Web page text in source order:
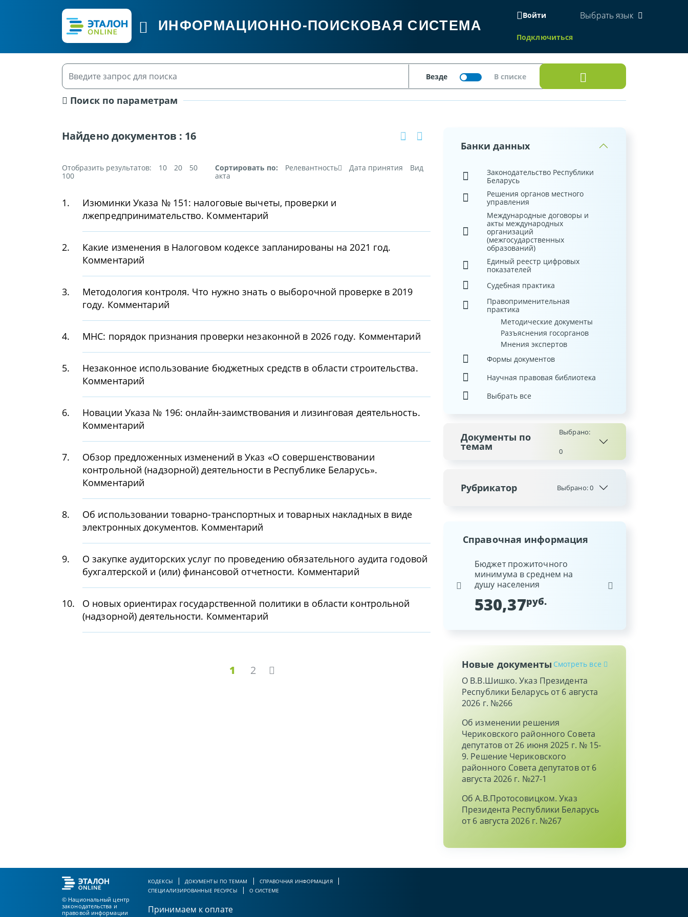
ИНФОРМАЦИОННО-ПОИСКОВАЯ СИСТЕМА
Войти
Подключиться
Выбрать язык
Поиск по параметрам
Найдено документов : 16
Отобразить результатов: 10 20
50
100
Сортировать по: Релевантность Дата принятия
Вид
акта
1.
Изюминки Указа № 151: налоговые вычеты, проверки и
лжепредпринимательство. Комментарий
2.
Какие изменения в Налоговом кодексе запланированы на 2021 год.
Комментарий
3.
Методология контроля. Что нужно знать о выборочной проверке в 2019
году. Комментарий
4. МНС: порядок признания проверки незаконной в 2026 году. Комментарий
5.
Незаконное использование бюджетных средств в области строительства.
Комментарий
6.
Новации Указа № 196: онлайн-заимствования и лизинговая деятельность.
Комментарий
7.
Обзор предложенных изменений в Указ «О совершенствовании
контрольной (надзорной) деятельности в Республике Беларусь».
Комментарий
8.
Об использовании товарно-транспортных и товарных накладных в виде
электронных документов. Комментарий
9.
О закупке аудиторских услуг по проведению обязательного аудита годовой
бухгалтерской и (или) финансовой отчетности. Комментарий
10.
О новых ориентирах государственной политики в области контрольной
(надзорной) деятельности. Комментарий
1 2
Банки данных
Законодательство Республики
Беларусь
Решения органов местного
управления
Международные договоры и
акты международных
организаций
(межгосударственных
образований)
Единый реестр цифровых
показателей
Судебная практика
Правоприменительная
практика
Методические документы
Разъяснения госорганов
Мнения экспертов
Формы документов
Научная правовая библиотека
Выбрать все
Документы по
темам
Выбрано:
0
Рубрикатор Выбрано:0
Справочная информация
Базовая арендная величина
20,03
Бюджет прожиточного
минимума в среднем на
душу населения
530,37руб.
Республики Беларусь
Новые документы Смотреть все
О В.В.Шишко. Указ Президента
Республики Беларусь от 6 августа
2026 г. №266
Об изменении решения
Чериковского районного Совета
депутатов от 26 июня 2025 г. № 15-
9. Решение Чериковского
районного Совета депутатов от 6
августа 2026 г. №27-1
Об А.В.Протосовицком. Указ
Президента Республики Беларусь
от 6 августа 2026 г. №267
© Национальный центр
законодательства и
правовой информации
КОДЕКСЫ ДОКУМЕНТЫ ПО ТЕМАМ
СПРАВОЧНАЯ ИНФОРМАЦИЯ
СПЕЦИАЛИЗИРОВАННЫЕ РЕСУРСЫ
О СИСТЕМЕ
Принимаем к оплате